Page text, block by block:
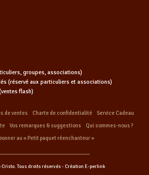
groupes, associations)
(réservé aux particuliers et associations)
flash)
de ventes Charte de confidentialité
Service Cadeau
Vos remarques & suggestions
Qui sommes-nous ?
au « Petit paquet réenchanteur »
Tous droits réservés - Création E-perlink